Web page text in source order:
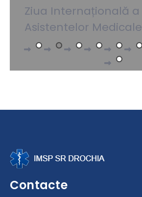
Ziua Internațională a
Asistentelor Medicale
Contacte